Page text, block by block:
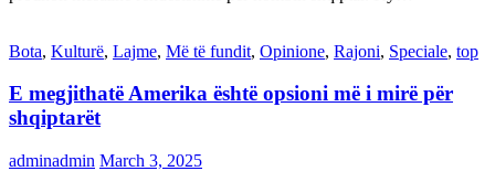
Bota, Kulturë, Lajme, Më të fundit, Opinione, Rajoni, Speciale, top
E megjithatë Amerika është opsioni më i mirë për
shqiptarët
adminadmin March 3, 2025